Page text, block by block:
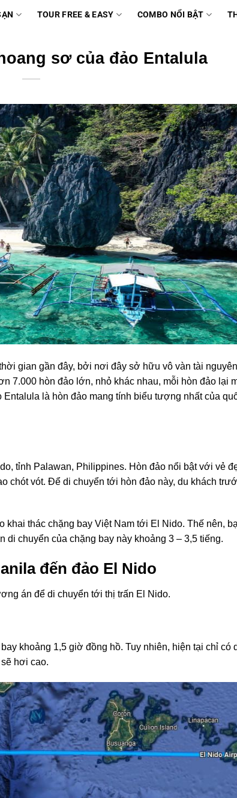
TOUR FREE & EASY COMBO NỔI BẬT
sơ của đảo Entalula
gian gần đây, bởi nơi đây sở hữu vô vàn tài
7.000 hòn đảo lớn, nhỏ khác nhau, mỗi hòn đảo lại
Entalula là hòn đảo mang tính biểu tượng nhất của
tỉnh Palawan, Philippines. Hòn đảo nổi bật với vẻ
chót vót. Để di chuyển tới hòn đảo này, du khách
thác chặng bay Việt Nam tới El Nido. Thế nên,
chuyển của chặng bay này khoảng 3 – 3,5 tiếng.
đến đảo El Nido
án để di chuyển tới thị trấn El Nido.
khoảng 1,5 giờ đồng hồ. Tuy nhiên, hiện tại chỉ có
hơi cao.